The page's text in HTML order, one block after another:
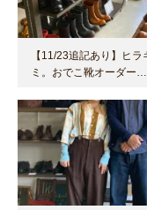
【11/23追記あり】ヒラ
ミ。おでこ靴オーダー…